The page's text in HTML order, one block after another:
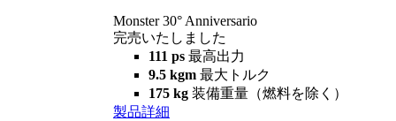
Monster 30° Anniversario
完売いたしました
111 ps 最高出力
9.5 kgm 最大トルク
175 kg 装備重量（燃料を除く）
製品詳細